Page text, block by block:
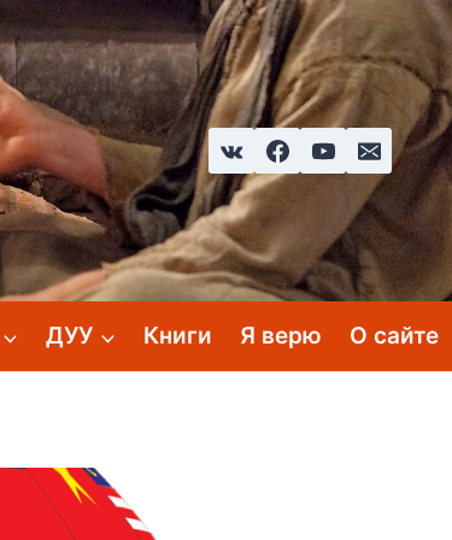
ДУУ Книги Я верю О сайте